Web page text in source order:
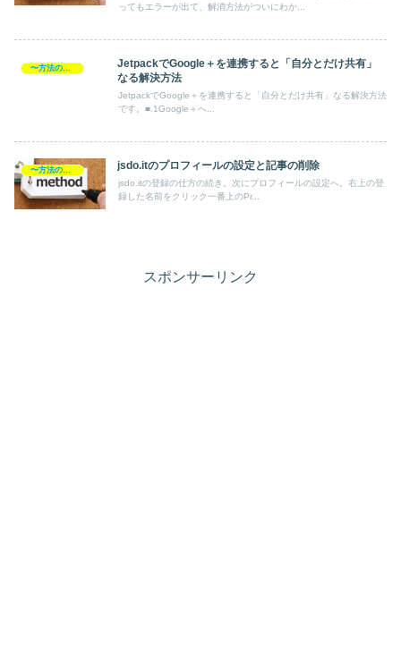
ってもエラーが出て、解消方法がついにわか...
〜方法の覚書
JetpackでGoogle＋を連携すると「自分とだけ共有」
なる解決方法
JetpackでGoogle＋を連携すると「自分とだけ共有」なる解決方法
です。■.1Google＋へ...
〜方法の覚書 jsdo.itのプロフィールの設定と記事の削除
jsdo.itの登録の仕方の続き。次にプロフィールの設定へ。右上の登
録した名前をクリック一番上のPr...
スポンサーリンク